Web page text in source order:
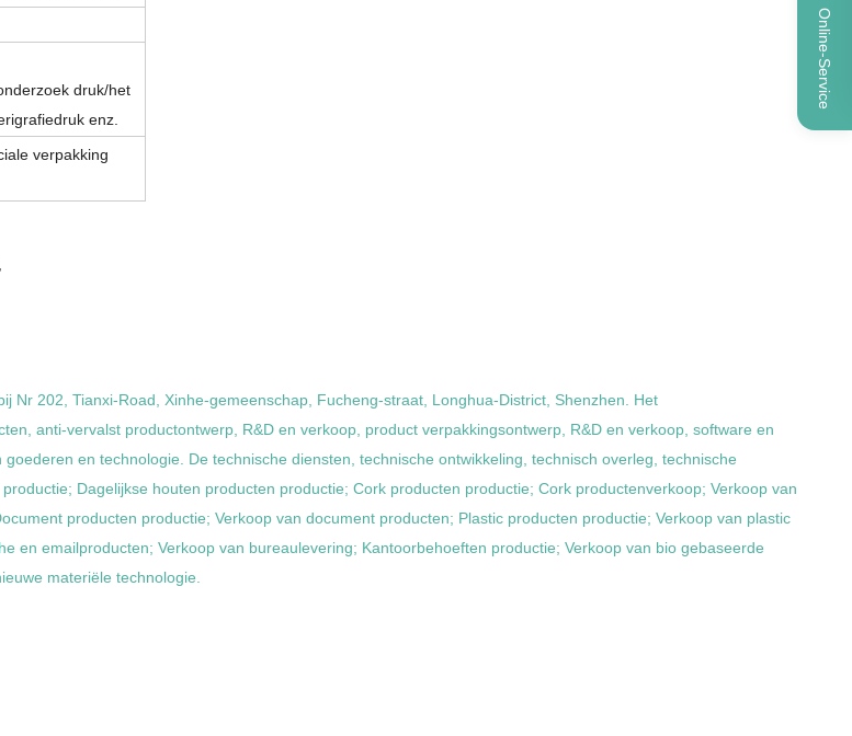
Online-Service
druk/het
enz.
verpakking
202, Tianxi-Road, Xinhe-gemeenschap, Fucheng-straat, Longhua-District, Shenzhen. Het
anti-vervalst productontwerp, R&D en verkoop, product verpakkingsontwerp, R&D en verkoop, software en
en technologie. De technische diensten, technische ontwikkeling, technisch overleg, technische
Dagelijkse houten producten productie; Cork producten productie; Cork productenverkoop; Verkoop van
producten productie; Verkoop van document producten; Plastic producten productie; Verkoop van plastic
en emailproducten; Verkoop van bureaulevering; Kantoorbehoeften productie; Verkoop van bio gebaseerde
materiële technologie.